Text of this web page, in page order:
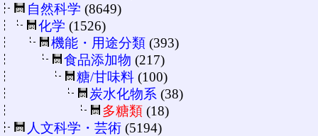
自然科学 (8649)
化学 (1526)
機能・用途分類 (393)
食品添加物 (217)
糖/甘味料 (100)
炭水化物系 (38)
多糖類 (18)
人文科学・芸術 (5194)